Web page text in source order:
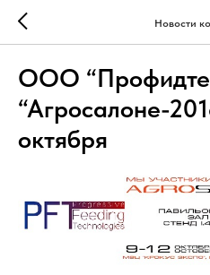
Новости
ООО
“Агросалоне-
октября